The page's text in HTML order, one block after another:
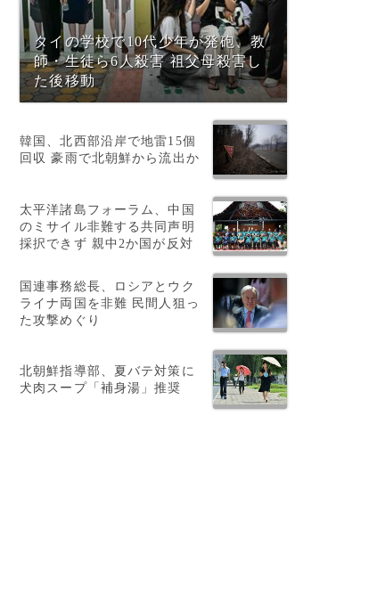
タイの学校で10代少年が発砲、教
師・生徒ら6人殺害 祖父母殺害し
た後移動
韓国、北西部沿岸で地雷15個
回収 豪雨で北朝鮮から流出か
太平洋諸島フォーラム、中国
のミサイル非難する共同声明
採択できず 親中2か国が反対
国連事務総長、ロシアとウク
ライナ両国を非難 民間人狙っ
た攻撃めぐり
北朝鮮指導部、夏バテ対策に
犬肉スープ「補身湯」推奨